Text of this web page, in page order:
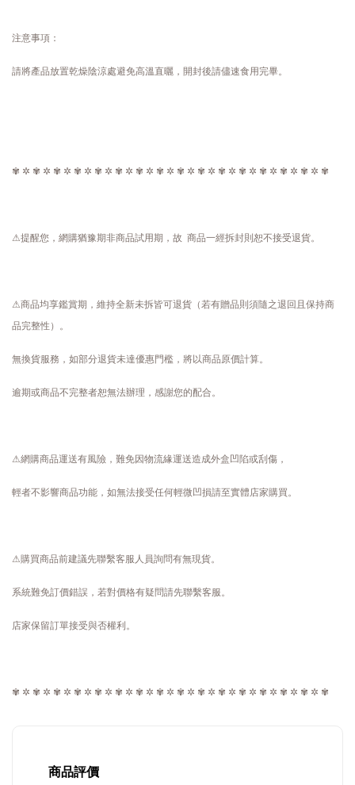
注意事項：
請將產品放置乾燥陰涼處避免高溫直曬，開封後請儘速食用完畢。
✾ ✲ ✾ ✲ ✾ ✲ ✾ ✲ ✾ ✲ ✾ ✲ ✾ ✲ ✾ ✲ ✾ ✲ ✾ ✲ ✾ ✲ ✾ ✲ ✾ ✲ ✾ ✲ ✾ ✲ ✾
⚠提醒您，網購猶豫期非商品試用期，故 商品一經拆封則恕不接受退貨。
⚠商品均享鑑賞期，維持全新未拆皆可退貨（若有贈品則須隨之退回且保持商
品完整性）。
無換貨服務，如部分退貨未達優惠門檻，將以商品原價計算。
逾期或商品不完整者恕無法辦理，感謝您的配合。
⚠網購商品運送有風險，難免因物流緣運送造成外盒凹陷或刮傷，
輕者不影響商品功能，如無法接受任何輕微凹損請至實體店家購買。
⚠購買商品前建議先聯繫客服人員詢問有無現貨。
系統難免訂價錯誤，若對價格有疑問請先聯繫客服。
店家保留訂單接受與否權利。
✾ ✲ ✾ ✲ ✾ ✲ ✾ ✲ ✾ ✲ ✾ ✲ ✾ ✲ ✾ ✲ ✾ ✲ ✾ ✲ ✾ ✲ ✾ ✲ ✾ ✲ ✾ ✲ ✾ ✲ ✾
商品評價